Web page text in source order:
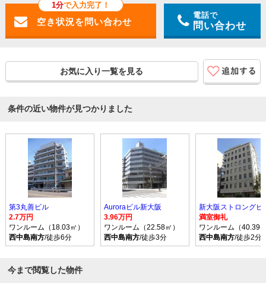
1分で入力完了！
電話で
問い合わせ
お気に入り一覧を見る
条件の近い物件が見つかりました
第3丸善ビル
2.7万円
ワンルーム（18.03㎡）
西中島南方/徒歩6分
Auroraビル新大阪
3.96万円
ワンルーム（22.58㎡）
西中島南方/徒歩3分
新大阪ストロングビ
満室御礼
ワンルーム（40.39
西中島南方/徒歩2分
今まで閲覧した物件